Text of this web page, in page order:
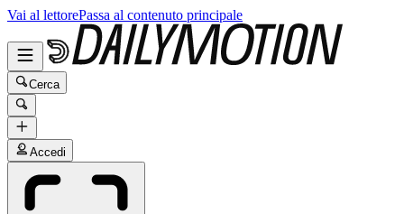
Vai al lettorePassa al contenuto principale
Cerca
Accedi